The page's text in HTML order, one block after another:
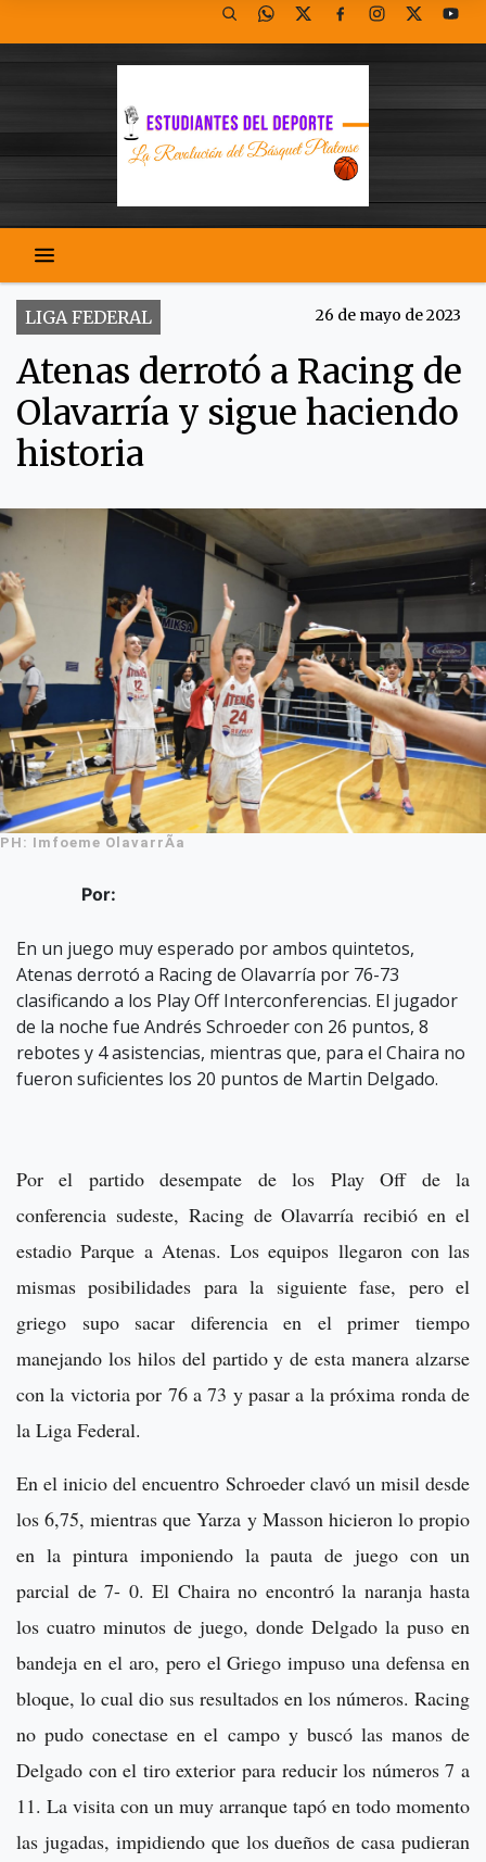
LIGA FEDERAL 26 de mayo de 2023
Atenas derrotó a Racing de
Olavarría y sigue haciendo
historia
PH: Imfoeme OlavarrÃ­a
Por:
En un juego muy esperado por ambos quintetos,
Atenas derrotó a Racing de Olavarría por 76-73
clasificando a los Play Off Interconferencias. El jugador
de la noche fue Andrés Schroeder con 26 puntos, 8
rebotes y 4 asistencias, mientras que, para el Chaira no
fueron suficientes los 20 puntos de Martin Delgado.
Por el partido desempate de los Play Off de la
conferencia sudeste, Racing de Olavarría recibió en el
estadio Parque a Atenas. Los equipos llegaron con las
mismas posibilidades para la siguiente fase, pero el
griego supo sacar diferencia en el primer tiempo
manejando los hilos del partido y de esta manera alzarse
con la victoria por 76 a 73 y pasar a la próxima ronda de
la Liga Federal.
En el inicio del encuentro Schroeder clavó un misil desde
los 6,75, mientras que Yarza y Masson hicieron lo propio
en la pintura imponiendo la pauta de juego con un
parcial de 7- 0. El Chaira no encontró la naranja hasta
los cuatro minutos de juego, donde Delgado la puso en
bandeja en el aro, pero el Griego impuso una defensa en
bloque, lo cual dio sus resultados en los números. Racing
no pudo conectase en el campo y buscó las manos de
Delgado con el tiro exterior para reducir los números 7 a
11. La visita con un muy arranque tapó en todo momento
las jugadas, impidiendo que los dueños de casa pudieran